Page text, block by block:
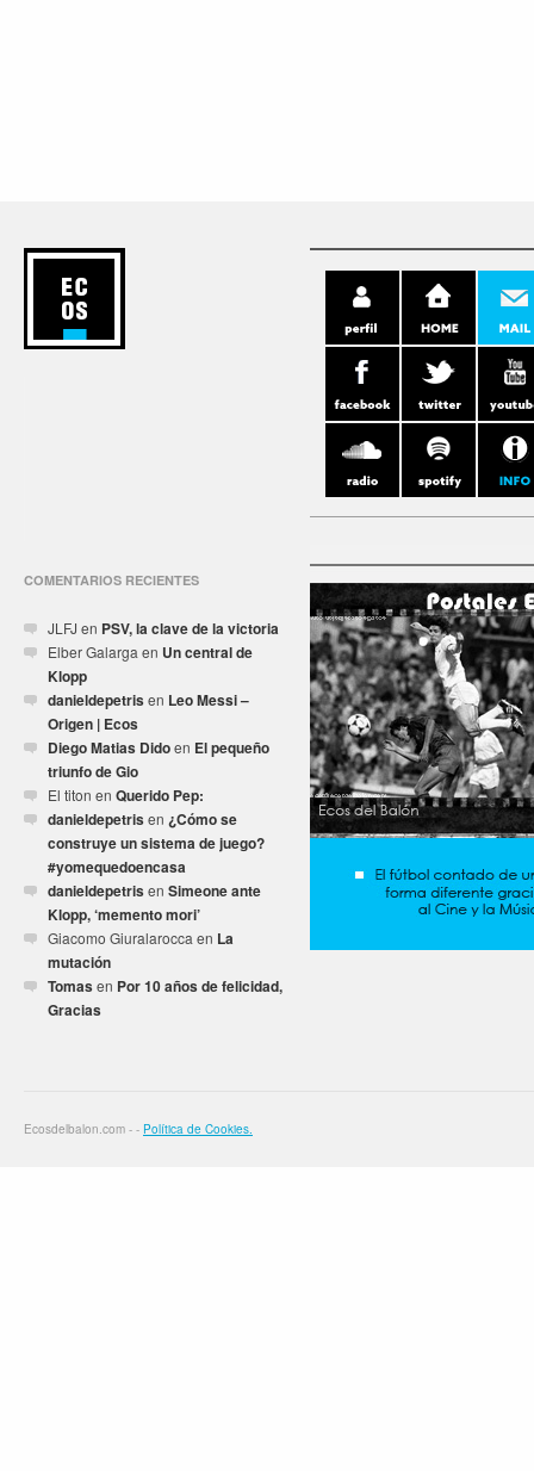
COMENTARIOS RECIENTES
JLFJ en PSV, la clave de la victoria
Elber Galarga en Un central de
Klopp
danieldepetrisen Leo Messi –
Origen | Ecos
Diego Matias Didoen El pequeño
triunfo de Gio
El titon en Querido Pep:
danieldepetrisen ¿Cómo se
construye un sistema de juego?
#yomequedoencasa
danieldepetrisen Simeone ante
Klopp, ‘memento mori’
Giacomo Giuralarocca en La
mutación
Tomasen Por 10 años de felicidad,
Gracias
Ecosdelbalon.com - - Política de Cookies.